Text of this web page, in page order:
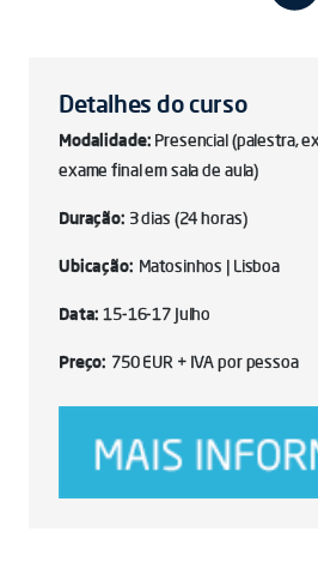
Detalhes do curso
Modalidade: Presencial (palestra,
exame final em sala de aula)
Duração: 3 dias (24 horas)
Ubicação: Matosinhos | Lisboa
Data: 15-16-17 Julho
Preço: 750 EUR + IVA por pessoa